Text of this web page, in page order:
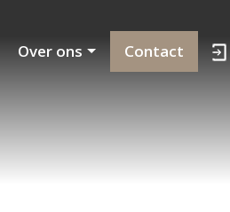
Over ons Contact